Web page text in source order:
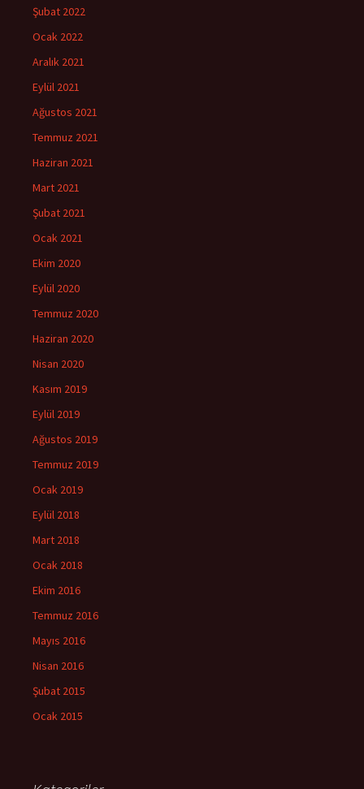
Şubat 2022
Ocak 2022
Aralık 2021
Eylül 2021
Ağustos 2021
Temmuz 2021
Haziran 2021
Mart 2021
Şubat 2021
Ocak 2021
Ekim 2020
Eylül 2020
Temmuz 2020
Haziran 2020
Nisan 2020
Kasım 2019
Eylül 2019
Ağustos 2019
Temmuz 2019
Ocak 2019
Eylül 2018
Mart 2018
Ocak 2018
Ekim 2016
Temmuz 2016
Mayıs 2016
Nisan 2016
Şubat 2015
Ocak 2015